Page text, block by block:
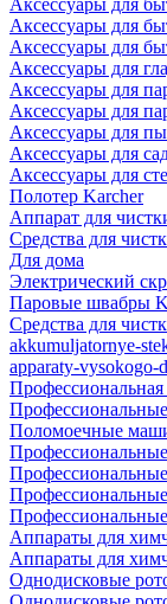
Аксессуары для
Аксессуары для
Аксессуары для
Аксессуары для
Аксессуары для
Аксессуары для
Аксессуары для
Аксессуары для
Аксессуары для
Полотер Karcher
Аппарат для
Средства для
Для дома
Электрический
Паровые швабры
Средства для
akkumuljatornye-
apparaty-vysokogo-
Профессиональная
Поломоечные
Аппараты для
Аппараты для
Однодисковые